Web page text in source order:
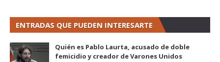
ENTRADAS QUE PUEDEN INTERESARTE
Quién es Pablo Laurta, acusado de doble
femicidio y creador de Varones Unidos